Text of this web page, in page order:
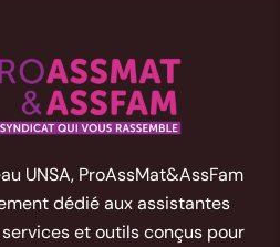
UNSA, ProAssMat&AssFam
dédié aux assistantes
et outils conçus pour